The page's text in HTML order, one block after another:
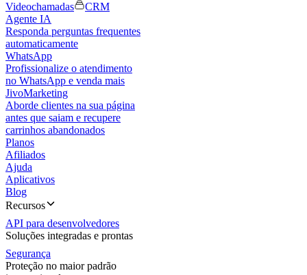
Videochamadas
CRM
Agente IA
Responda perguntas frequentes
automaticamente
WhatsApp
Profissionalize o atendimento
no WhatsApp e venda mais
JivoMarketing
Aborde clientes na sua página
antes que saiam e recupere
carrinhos abandonados
Planos
Afiliados
Ajuda
Aplicativos
Blog
Recursos
API para desenvolvedores
Soluções integradas e prontas
Segurança
Proteção no maior padrão